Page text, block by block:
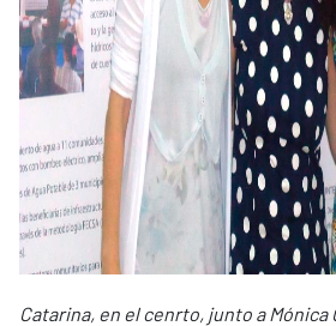
Catarina, en el cenrto, junto a Mónica